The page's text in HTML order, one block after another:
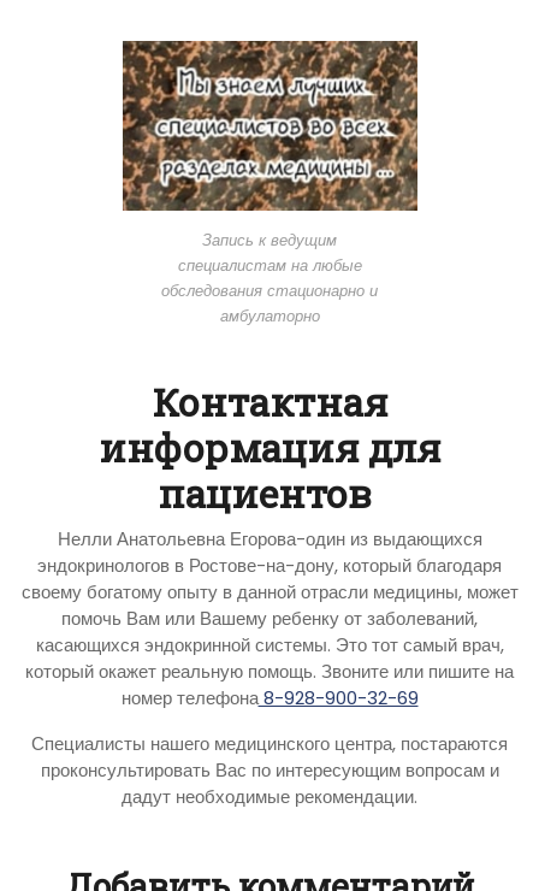
Запись к ведущим
специалистам на любые
обследования стационарно и
амбулаторно
Контактная
информация для
пациентов
Нелли Анатольевна Егорова-один из выдающихся
эндокринологов в Ростове-на-дону, который благодаря
своему богатому опыту в данной отрасли медицины, может
помочь Вам или Вашему ребенку от заболеваний,
касающихся эндокринной системы. Это тот самый врач,
который окажет реальную помощь. Звоните или пишите на
номер телефона8-928-900-32-69
Специалисты нашего медицинского центра, постараются
проконсультировать Вас по интересующим вопросам и
дадут необходимые рекомендации.